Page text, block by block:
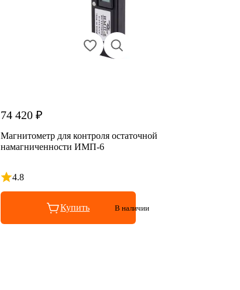
74 420 ₽
Магнитометр для контроля остаточной
намагниченности ИМП-6
4.8
Рейтинг 4.8 из 5
Купить В наличии